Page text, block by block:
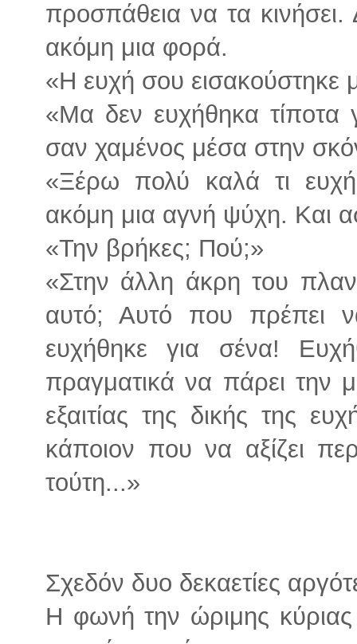
προσπάθεια να τα κινήσει.
ακόμη μια φορά.
«Η ευχή σου εισακούστηκε
«Μα δεν ευχήθηκα τίποτα
σαν χαμένος μέσα στην
«Ξέρω πολύ καλά τι
ακόμη μια αγνή ψύχη. Και
«Την βρήκες; Πού;»
«Στην άλλη άκρη του
αυτό; Αυτό που πρέπει να
ευχήθηκε για σένα!
πραγματικά να πάρει την
εξαιτίας της δικής της
κάποιον που να αξίζει
τούτη...»
Σχεδόν δυο δεκαετίες
Η φωνή την ώριμης